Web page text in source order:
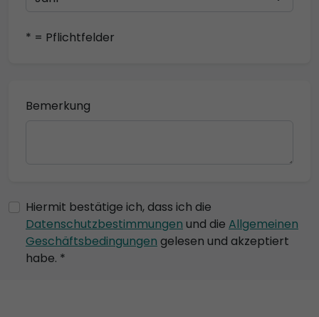
* = Pflichtfelder
Bemerkung
Hiermit bestätige ich, dass ich die
Datenschutzbestimmungen und die Allgemeinen
Geschäftsbedingungen gelesen und akzeptiert
habe. *